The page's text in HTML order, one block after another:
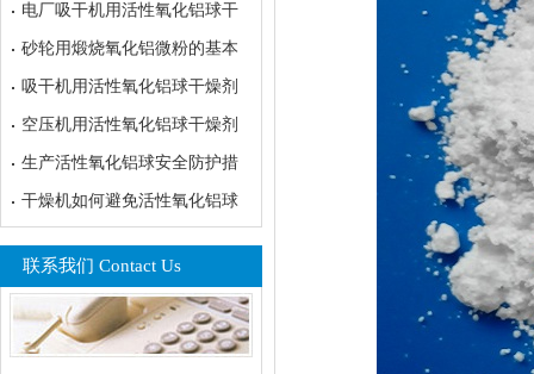
电厂吸干机用活性氧化铝球干
砂轮用煅烧氧化铝微粉的基本
吸干机用活性氧化铝球干燥剂
空压机用活性氧化铝球干燥剂
生产活性氧化铝球安全防护措
干燥机如何避免活性氧化铝球
联系我们 Contact Us